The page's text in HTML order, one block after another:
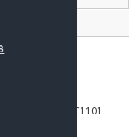
Postal: EC1101